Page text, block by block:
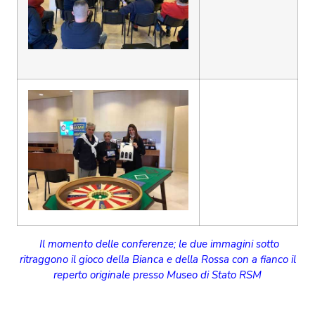
Il momento delle conferenze; le due immagini sotto
ritraggono il gioco della Bianca e della Rossa con a fianco il
reperto originale presso Museo di Stato RSM